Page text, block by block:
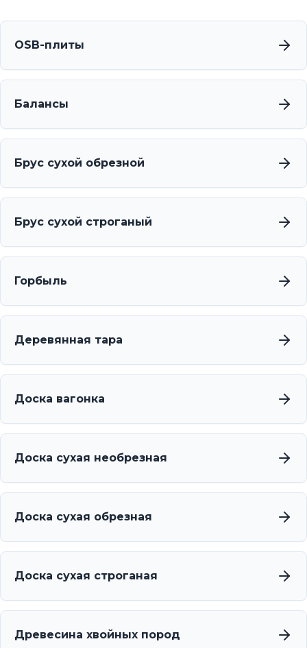
OSB-плиты
Балансы
Брус сухой обрезной
Брус сухой строганый
Горбыль
Деревянная тара
Доска вагонка
Доска сухая необрезная
Доска сухая обрезная
Доска сухая строганая
Древесина хвойных пород